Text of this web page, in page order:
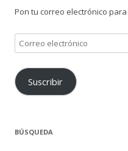
Pon tu correo electrónico
Correo
electrónico
Suscribir
BÚSQUEDA